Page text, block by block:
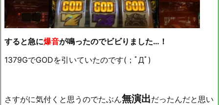
すると急に爆音が鳴ったのでビビりました…！
1379GでGODを引いていたのです(；ﾟДﾟ)
さすがに気付くと思うのでたぶん無演出だったんだと思い